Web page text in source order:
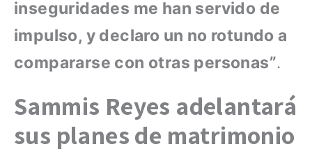
inseguridades me han servido de
impulso, y declaro un no rotundo a
compararse con otras personas”.
Sammis Reyes adelantará
sus planes de matrimonio